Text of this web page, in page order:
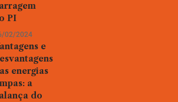
PI
02/2024
e
energias
a
do